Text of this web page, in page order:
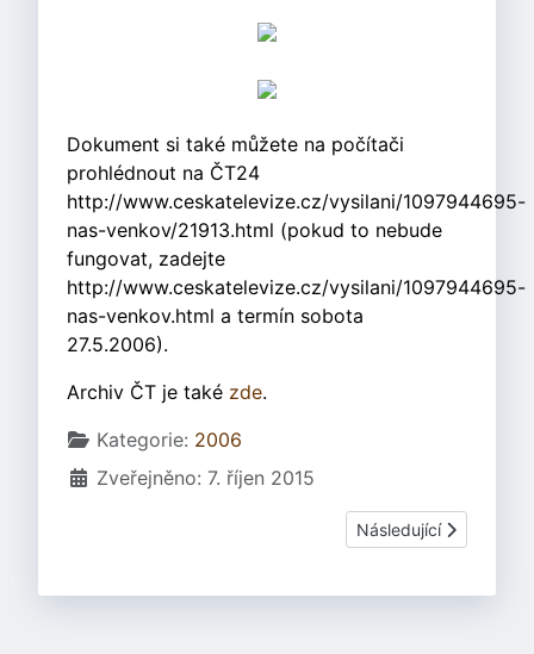
Dokument si také můžete na počítači
prohlédnout na ČT24
http://www.ceskatelevize.cz/vysilani/1097944695-
nas-venkov/21913.html (pokud to nebude
fungovat, zadejte
http://www.ceskatelevize.cz/vysilani/1097944695-
nas-venkov.html a termín sobota
27.5.2006).
Archiv ČT je také zde.
Základní údaje
Kategorie: 2006
Zveřejněno: 7. říjen 2015
Další článek: Náš
Následující